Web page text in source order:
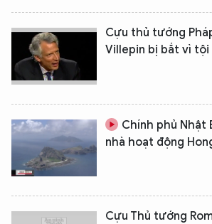
Cựu thủ tướng
Villepin bị bắt vì tội
Chính phủ Nhật
nhà hoạt động
Cựu Thủ tướng